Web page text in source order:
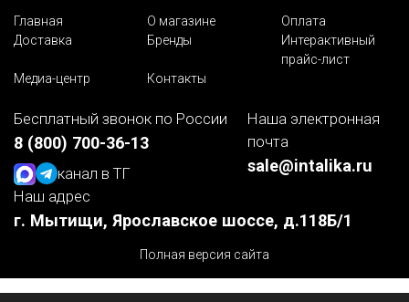
Главная О магазине
Оплата
Доставка
Бренды
Интерактивный
прайс-лист
Медиа-центр
Контакты
Бесплатный звонок по России
8 (800) 700-36-13
канал в ТГ
Наша электронная
почта
sale@intalika.ru
Наш адрес
г. Мытищи, Ярославское шоссе, д.118Б/1
Полная версия сайта